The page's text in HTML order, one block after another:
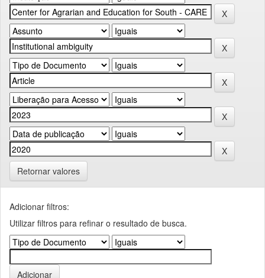
Retornar valores
Adicionar filtros:
Utilizar filtros para refinar o resultado de busca.